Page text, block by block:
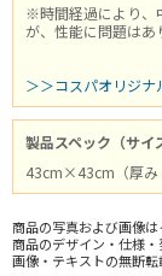
※時間経過により、
が、性能に問題はあ
＞＞コスパオリジナ
製品スペック（サイ
43cm×43cm（厚み
商品の写真および画像は
商品のデザイン・仕様・
画像・テキストの無断転